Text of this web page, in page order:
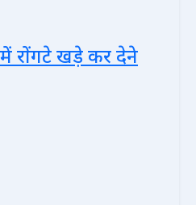
रोंगटे खड़े कर देने